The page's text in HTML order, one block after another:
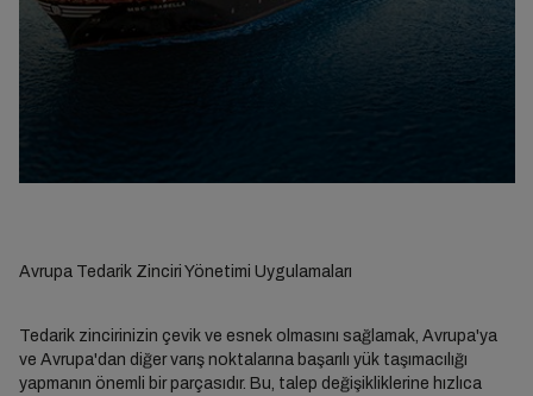
Avrupa Tedarik Zinciri Yönetimi Uygulamaları
Tedarik zincirinizin çevik ve esnek olmasını sağlamak, Avrupa'ya
ve Avrupa'dan diğer varış noktalarına başarılı yük taşımacılığı
yapmanın önemli bir parçasıdır. Bu, talep değişikliklerine hızlıca